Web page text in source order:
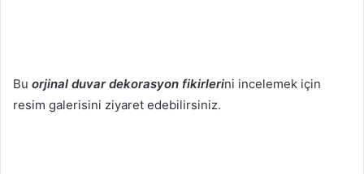
Bu orjinal duvar dekorasyon fikirlerini incelemek için
resim galerisini ziyaret edebilirsiniz.